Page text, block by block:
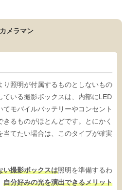
メラマン
り照明が付属するものとしないもの
ている撮影ボックスは、内部にLED
モバイルバッテリーやコンセント
るものがほとんどです。とにかく
当てたい場合は、このタイプが確実
い撮影ボックスは照明を準備するわ
自分好みの光を演出できるメリット